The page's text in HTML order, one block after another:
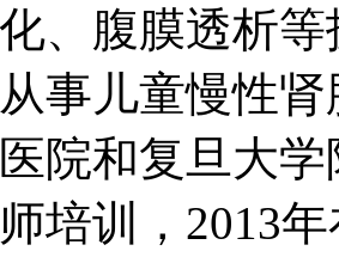
、腹膜透析
事儿童慢性
院和复旦大
培训，2013